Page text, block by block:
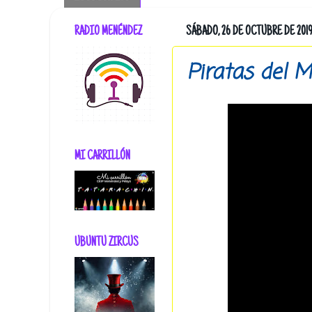
SÁBADO, 26 DE OCTUBRE DE 2019
Piratas del
RADIO MENÉNDEZ
MI CARRILLÓN
UBUNTU ZIRCUS